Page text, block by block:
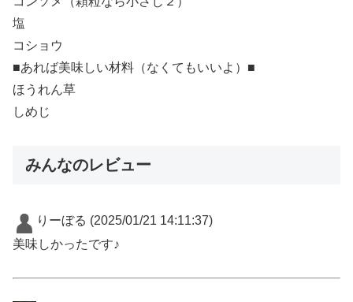
塩
コショウ
■あれば美味しい材料（なくてもいいよ）■
ほうれん草
しめじ
みんなのレビュー
りーぼる (2025/01/21 14:11:37)
美味しかったです♪